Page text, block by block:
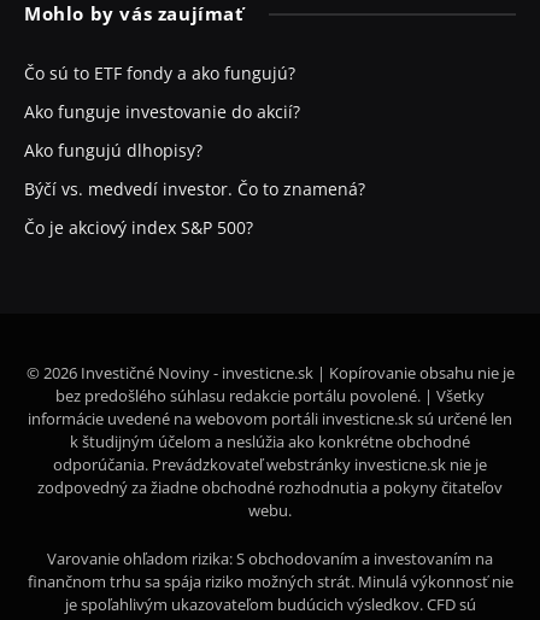
Mohlo by vás zaujímať
Čo sú to ETF fondy a ako fungujú?
Ako funguje investovanie do akcií?
Ako fungujú dlhopisy?
Býčí vs. medvedí investor. Čo to znamená?
Čo je akciový index S&P 500?
© 2026 Investičné Noviny - investicne.sk | Kopírovanie obsahu nie je
bez predošlého súhlasu redakcie portálu povolené. | Všetky
informácie uvedené na webovom portáli investicne.sk sú určené len
k študijným účelom a neslúžia ako konkrétne obchodné
odporúčania. Prevádzkovateľ webstránky investicne.sk nie je
zodpovedný za žiadne obchodné rozhodnutia a pokyny čitateľov
webu.
Varovanie ohľadom rizika: S obchodovaním a investovaním na
finančnom trhu sa spája riziko možných strát. Minulá výkonnosť nie
je spoľahlivým ukazovateľom budúcich výsledkov. CFD sú